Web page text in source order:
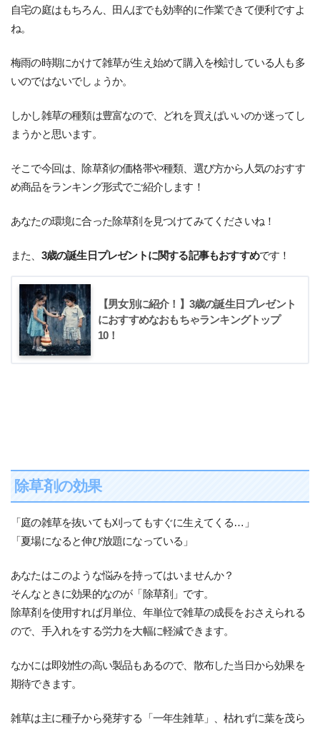
自宅の庭はもちろん、田んぼでも効率的に作業できて便利ですよ
ね。
梅雨の時期にかけて雑草が生え始めて購入を検討している人も多
いのではないでしょうか。
しかし雑草の種類は豊富なので、どれを買えばいいのか迷ってし
まうかと思います。
そこで今回は、除草剤の価格帯や種類、選び方から人気のおすす
め商品をランキング形式でご紹介します！
あなたの環境に合った除草剤を見つけてみてくださいね！
また、 3歳の誕生日プレゼントに関する記事もおすすめです！
【男女別に紹介！】3歳の誕生日プレゼント
におすすめなおもちゃランキングトップ
10！
除草剤の効果
「庭の雑草を抜いても刈ってもすぐに生えてくる…」
「夏場になると伸び放題になっている」
あなたはこのような悩みを持ってはいませんか？
そんなときに効果的なのが「除草剤」です。
除草剤を使用すれば月単位、年単位で雑草の成長をおさえられる
ので、手入れをする労力を大幅に軽減できます。
なかには即効性の高い製品もあるので、散布した当日から効果を
期待できます。
雑草は主に種子から発芽する「一年生雑草」、枯れずに葉を茂ら